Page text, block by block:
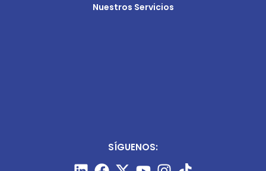
Nuestros Servicios
SÍGUENOS: